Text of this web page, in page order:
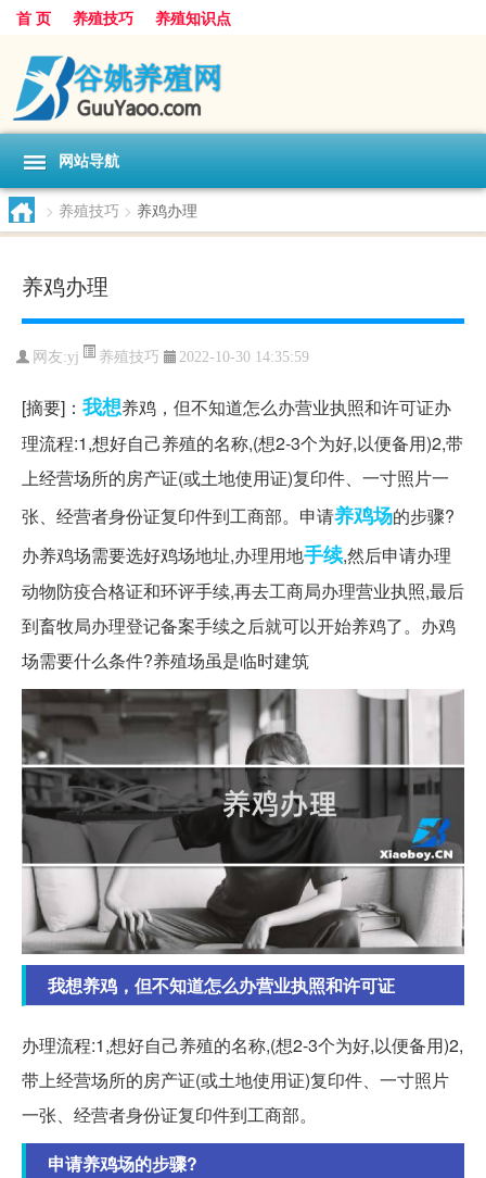
首 页 养殖技巧 养殖知识点
网站导航
> 养殖技巧 > 养鸡办理
养鸡办理
网友:yj 养殖技巧 2022-10-30 14:35:59
[摘要]： 我想养鸡，但不知道怎么办营业执照和许可证办
理流程:1,想好自己养殖的名称,(想2-3个为好,以便备用)2,带
上经营场所的房产证(或土地使用证)复印件、一寸照片一
张、经营者身份证复印件到工商部。申请养鸡场的步骤?
办养鸡场需要选好鸡场地址,办理用地手续,然后申请办理
动物防疫合格证和环评手续,再去工商局办理营业执照,最后
到畜牧局办理登记备案手续之后就可以开始养鸡了。办鸡
场需要什么条件?养殖场虽是临时建筑
我想养鸡，但不知道怎么办营业执照和许可证
办理流程:1,想好自己养殖的名称,(想2-3个为好,以便备用)2,
带上经营场所的房产证(或土地使用证)复印件、一寸照片
一张、经营者身份证复印件到工商部。
申请养鸡场的步骤?